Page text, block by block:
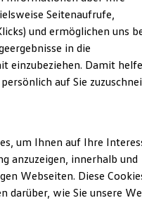
Volkswagen
Seitenaufrufe,
und ermöglichen uns
in die
einzubeziehen. Damit
auf Sie
um Ihnen auf Ihre
anzuzeigen, innerhalb und
Webseiten. Diese
darüber, wie Sie unsere